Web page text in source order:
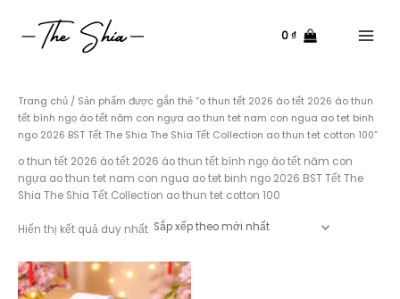
0₫
Main
Trang chủ / Sản phẩm được gắn thẻ “o thun tết 2026 áo tết 2026 áo thun
tết bính ngọ áo tết năm con ngựa ao thun tet nam con ngua ao tet binh
ngo 2026 BST Tết The Shia The Shia Tết Collection ao thun tet cotton 100”
o thun tết 2026 áo tết 2026 áo thun tết bính ngọ áo tết năm con
ngựa ao thun tet nam con ngua ao tet binh ngo 2026 BST Tết The
Shia The Shia Tết Collection ao thun tet cotton 100
Hiển thị kết quả duy nhất